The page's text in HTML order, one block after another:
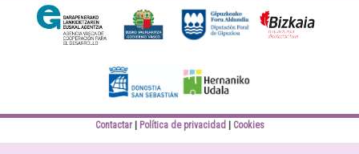
Eusko jaurlaritza
Gipuzkoa
Contactar Política de privacidad Cookies